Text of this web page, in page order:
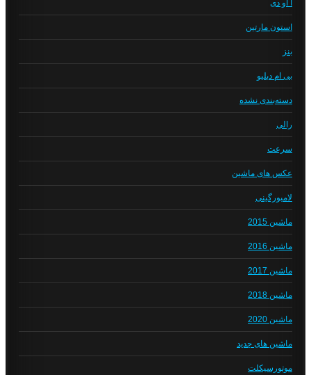
آ او دی
استون مارتین
بنز
بی ام دبلیو
دسته‌بندی نشده
رالی
سرعت
عکس های ماشین
لامبورگینی
ماشین 2015
ماشین 2016
ماشین 2017
ماشین 2018
ماشین 2020
ماشین های جدید
موتورسیکلت